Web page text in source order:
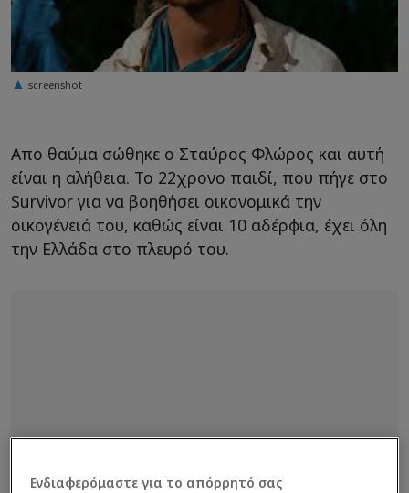
screenshot
Απο θαύμα σώθηκε ο Σταύρος Φλώρος και αυτή
είναι η αλήθεια. Το 22χρονο παιδί, που πήγε στο
Survivor για να βοηθήσει οικονομικά την
οικογένειά του, καθώς είναι 10 αδέρφια, έχει όλη
την Ελλάδα στο πλευρό του.
Ενδιαφερόμαστε για το απόρρητό σας